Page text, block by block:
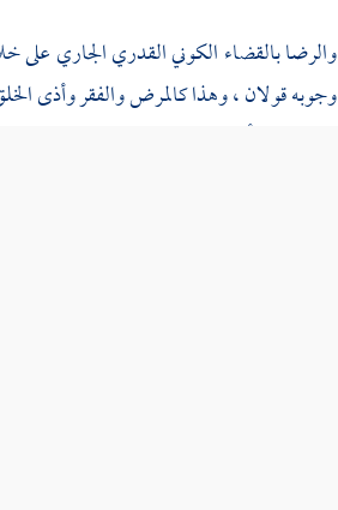
والرضا بالقضاء الكوني القدري الجاري على
وجوبه قولان ، وهذا كالمرض والفقر وأذى
وينهى عنه كأنواع الظلم والفسوق والعصيان